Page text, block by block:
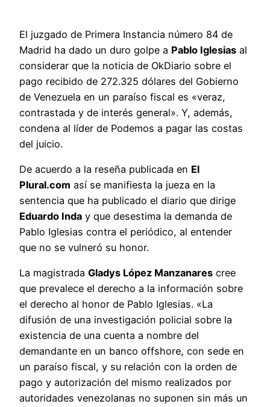
El juzgado de Primera Instancia número 84 de
Madrid ha dado un duro golpe a Pablo Iglesias al
considerar que la noticia de OkDiario sobre el
pago recibido de 272.325 dólares del Gobierno
de Venezuela en un paraíso fiscal es «veraz,
contrastada y de interés general». Y, además,
condena al líder de Podemos a pagar las costas
del juicio.
De acuerdo a la reseña publicada en El
Plural.com así se manifiesta la jueza en la
sentencia que ha publicado el diario que dirige
Eduardo Inda y que desestima la demanda de
Pablo Iglesias contra el periódico, al entender
que no se vulneró su honor.
La magistrada Gladys López Manzanares cree
que prevalece el derecho a la información sobre
el derecho al honor de Pablo Iglesias. «La
difusión de una investigación policial sobre la
existencia de una cuenta a nombre del
demandante en un banco offshore, con sede en
un paraíso fiscal, y su relación con la orden de
pago y autorización del mismo realizados por
autoridades venezolanas no suponen sin más un